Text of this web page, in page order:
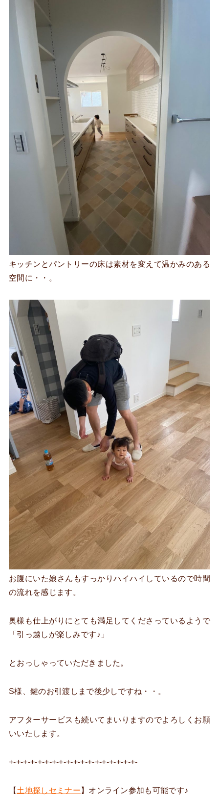
キッチンとパントリーの床は素材を変えて温かみのある
空間に・・。
お腹にいた娘さんもすっかりハイハイしているので時間
の流れを感じます。
奥様も仕上がりにとても満足してくださっているようで
「引っ越しが楽しみです♪」
とおっしゃっていただきました。
S様、鍵のお引渡しまで後少しですね・・。
アフターサービスも続いてまいりますのでよろしくお願
いいたします。
+-+-+-+-+-+-+-+-+-+-+-+-+-+-+-+-+-+-
【 土地探しセミナー 】オンライン参加も可能です♪